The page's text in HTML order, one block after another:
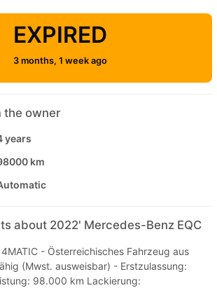
EXPIRED
3 months, 1 week ago
the owner
years
km
about 2022' Mercedes-Benz EQC
- Österreichisches Fahrzeug aus
(Mwst. ausweisbar) - Erstzulassung:
98.000 km Lackierung: